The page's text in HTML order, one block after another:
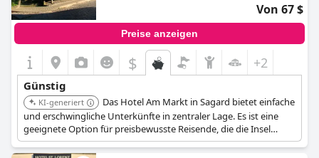
Von 67 $
Preise anzeigen
$ +2
Günstig
KI-generiert
Das Hotel Am Markt in Sagard bietet einfache
und erschwingliche Unterkünfte in zentraler Lage. Es ist eine
geeignete Option für preisbewusste Reisende, die die Insel
Rügen erkunden möchten.